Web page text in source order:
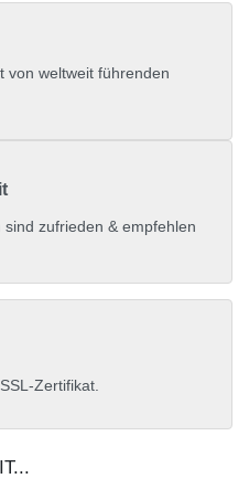
von weltweit führenden
zufrieden & empfehlen
Zertifikat.